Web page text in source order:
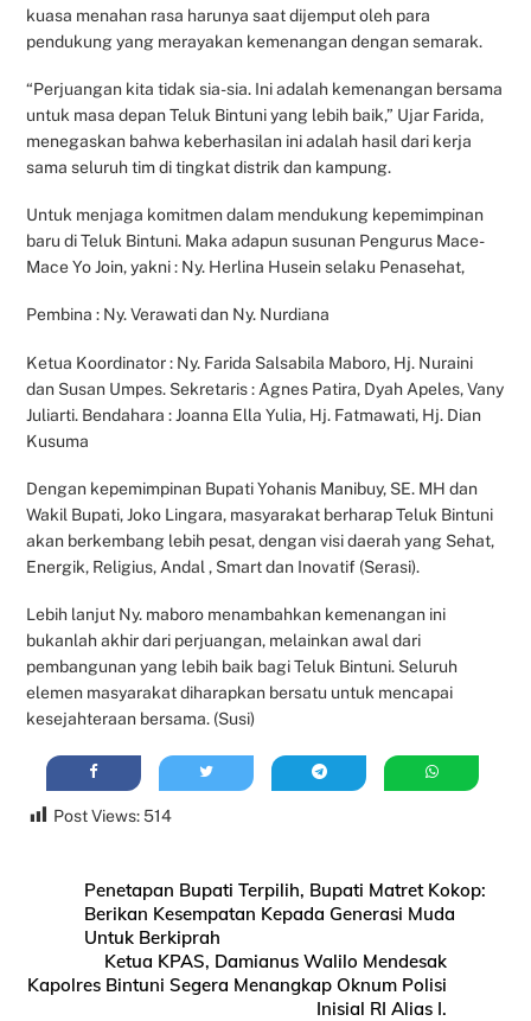
kuasa menahan rasa harunya saat dijemput oleh para
pendukung yang merayakan kemenangan dengan semarak.
“Perjuangan kita tidak sia-sia. Ini adalah kemenangan bersama
untuk masa depan Teluk Bintuni yang lebih baik,” Ujar Farida,
menegaskan bahwa keberhasilan ini adalah hasil dari kerja
sama seluruh tim di tingkat distrik dan kampung.
Untuk menjaga komitmen dalam mendukung kepemimpinan
baru di Teluk Bintuni. Maka adapun susunan Pengurus Mace-
Mace Yo Join, yakni : Ny. Herlina Husein selaku Penasehat,
Pembina : Ny. Verawati dan Ny. Nurdiana
Ketua Koordinator : Ny. Farida Salsabila Maboro, Hj. Nuraini
dan Susan Umpes. Sekretaris : Agnes Patira, Dyah Apeles, Vany
Juliarti. Bendahara : Joanna Ella Yulia, Hj. Fatmawati, Hj. Dian
Kusuma
Dengan kepemimpinan Bupati Yohanis Manibuy, SE. MH dan
Wakil Bupati, Joko Lingara, masyarakat berharap Teluk Bintuni
akan berkembang lebih pesat, dengan visi daerah yang Sehat,
Energik, Religius, Andal , Smart dan Inovatif (Serasi).
Lebih lanjut Ny. maboro menambahkan kemenangan ini
bukanlah akhir dari perjuangan, melainkan awal dari
pembangunan yang lebih baik bagi Teluk Bintuni. Seluruh
elemen masyarakat diharapkan bersatu untuk mencapai
kesejahteraan bersama. (Susi)
Post Views: 514
Penetapan Bupati Terpilih, Bupati Matret Kokop:
Berikan Kesempatan Kepada Generasi Muda
Untuk Berkiprah
Ketua KPAS, Damianus Walilo Mendesak
Kapolres Bintuni Segera Menangkap Oknum Polisi
Inisial RI Alias I.